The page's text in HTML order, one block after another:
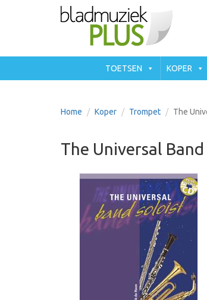
TOETSEN KOPER
Home Koper Trompet The
The Universal